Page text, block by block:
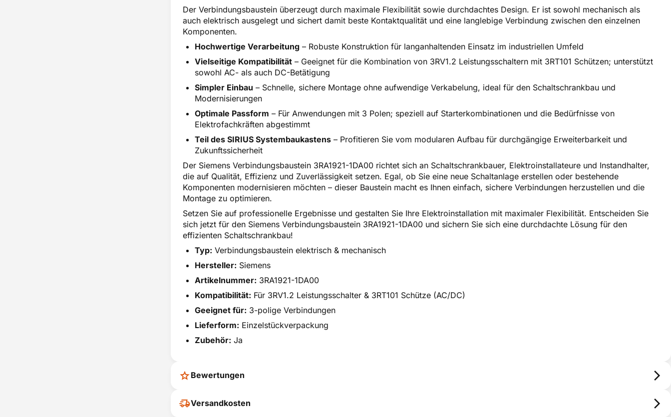
Der Verbindungsbaustein überzeugt durch maximale Flexibilität sowie durchdachtes Design. Er ist sowohl mechanisch als
auch elektrisch ausgelegt und sichert damit beste Kontaktqualität und eine langlebige Verbindung zwischen den einzelnen
Komponenten.
Hochwertige Verarbeitung – Robuste Konstruktion für langanhaltenden Einsatz im industriellen Umfeld
Vielseitige Kompatibilität – Geeignet für die Kombination von 3RV1.2 Leistungsschaltern mit 3RT101 Schützen; unterstützt
sowohl AC- als auch DC-Betätigung
Simpler Einbau – Schnelle, sichere Montage ohne aufwendige Verkabelung, ideal für den Schaltschrankbau und
Modernisierungen
Optimale Passform – Für Anwendungen mit 3 Polen; speziell auf Starterkombinationen und die Bedürfnisse von
Elektrofachkräften abgestimmt
Teil des SIRIUS Systembaukastens – Profitieren Sie vom modularen Aufbau für durchgängige Erweiterbarkeit und
Zukunftssicherheit
Der Siemens Verbindungsbaustein 3RA1921-1DA00 richtet sich an Schaltschrankbauer, Elektroinstallateure und Instandhalter,
die auf Qualität, Effizienz und Zuverlässigkeit setzen. Egal, ob Sie eine neue Schaltanlage erstellen oder bestehende
Komponenten modernisieren möchten – dieser Baustein macht es Ihnen einfach, sichere Verbindungen herzustellen und die
Montage zu optimieren.
Setzen Sie auf professionelle Ergebnisse und gestalten Sie Ihre Elektroinstallation mit maximaler Flexibilität. Entscheiden Sie
sich jetzt für den Siemens Verbindungsbaustein 3RA1921-1DA00 und sichern Sie sich eine durchdachte Lösung für den
effizienten Schaltschrankbau!
Typ: Verbindungsbaustein elektrisch & mechanisch
Hersteller: Siemens
Artikelnummer: 3RA1921-1DA00
Kompatibilität: Für 3RV1.2 Leistungsschalter & 3RT101 Schütze (AC/DC)
Geeignet für: 3-polige Verbindungen
Lieferform: Einzelstückverpackung
Zubehör: Ja
Bewertungen
Ihr Feedback hilft uns, uns ständig zu
Versandkosten